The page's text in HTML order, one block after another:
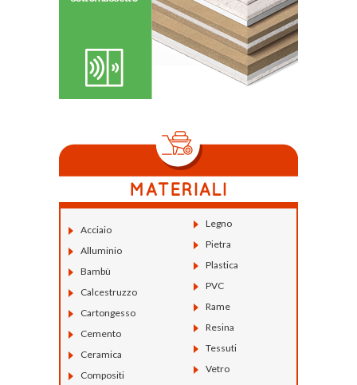
Acciaio
Alluminio
Bambù
Calcestruzzo
Cartongesso
Cemento
Ceramica
Compositi
Legno
Pietra
Plastica
PVC
Rame
Resina
Tessuti
Vetro